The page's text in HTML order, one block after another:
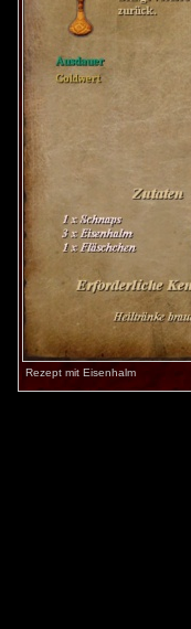
Rezept mit Eisenhalm